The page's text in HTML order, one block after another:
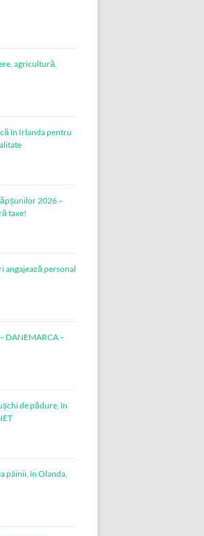
agricultură,
în Irlanda pentru
2026 –
taxe!
angajează personal
DANEMARCA –
de pădure, în
pâinii, în Olanda,